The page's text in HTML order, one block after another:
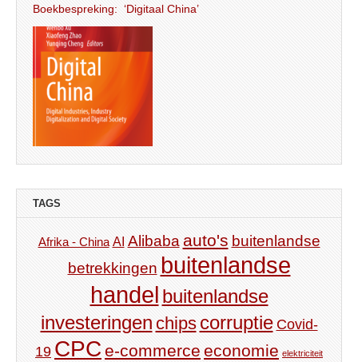
Boekbespreking: ‘Digitaal China’
TAGS
Afrika - China AI Alibaba auto's buitenlandse
betrekkingen buitenlandse
handel buitenlandse
investeringen chips corruptie Covid-
19 CPC e-commerce economie elektriciteit